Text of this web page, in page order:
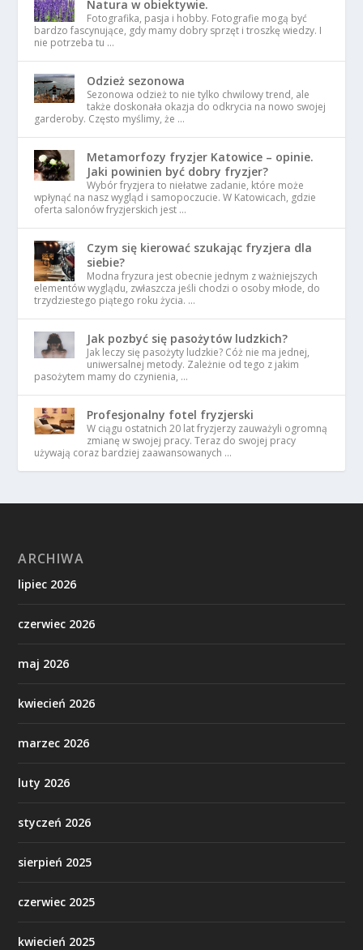
Natura w obiektywie.
Fotografika, pasja i hobby. Fotografie mogą być
bardzo fascynujące, gdy mamy dobry sprzęt i troszkę wiedzy. I
nie potrzeba tu …
Odzież sezonowa
Sezonowa odzież to nie tylko chwilowy trend, ale
także doskonała okazja do odkrycia na nowo swojej
garderoby. Często myślimy, że …
Metamorfozy fryzjer Katowice – opinie.
Jaki powinien być dobry fryzjer?
Wybór fryzjera to niełatwe zadanie, które może
wpłynąć na nasz wygląd i samopoczucie. W Katowicach, gdzie
oferta salonów fryzjerskich jest …
Czym się kierować szukając fryzjera dla
siebie?
Modna fryzura jest obecnie jednym z ważniejszych
elementów wyglądu, zwłaszcza jeśli chodzi o osoby młode, do
trzydziestego piątego roku życia. …
Jak pozbyć się pasożytów ludzkich?
Jak leczy się pasożyty ludzkie? Cóż nie ma jednej,
uniwersalnej metody. Zależnie od tego z jakim
pasożytem mamy do czynienia, …
Profesjonalny fotel fryzjerski
W ciągu ostatnich 20 lat fryzjerzy zauważyli ogromną
zmianę w swojej pracy. Teraz do swojej pracy
używają coraz bardziej zaawansowanych …
ARCHIWA
lipiec 2026
czerwiec 2026
maj 2026
kwiecień 2026
marzec 2026
luty 2026
styczeń 2026
sierpień 2025
czerwiec 2025
kwiecień 2025